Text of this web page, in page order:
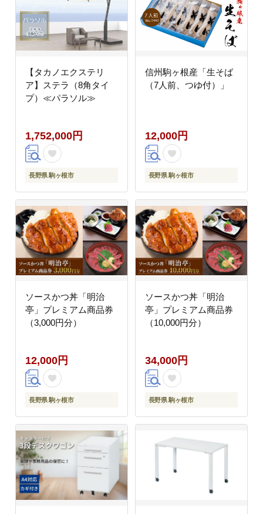
【タカノエクステリ
ア】ステラ（8角タイ
プ）≪パラソル≫
1,752,000円
長野県 駒ヶ根市
信州駒ヶ根産「生そば
（7人前、つゆ付）」
12,000円
長野県 駒ヶ根市
ソースかつ丼「明治
亭」プレミアム商品券
（3,000円分）
12,000円
長野県 駒ヶ根市
ソースかつ丼「明治
亭」プレミアム商品券
（10,000円分）
34,000円
長野県 駒ヶ根市